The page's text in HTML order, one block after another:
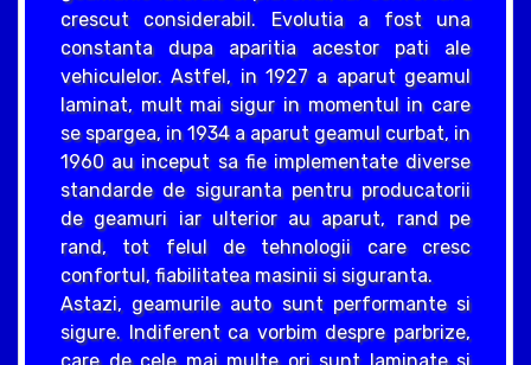
crescut considerabil. Evolutia a fost una
constanta dupa aparitia acestor pati ale
vehiculelor. Astfel, in 1927 a aparut geamul
laminat, mult mai sigur in momentul in care
se spargea, in 1934 a aparut geamul curbat, in
1960 au inceput sa fie implementate diverse
standarde de siguranta pentru producatorii
de geamuri iar ulterior au aparut, rand pe
rand, tot felul de tehnologii care cresc
confortul, fiabilitatea masinii si siguranta.
Astazi, geamurile auto sunt performante si
sigure. Indiferent ca vorbim despre parbrize,
care de cele mai multe ori sunt laminate si